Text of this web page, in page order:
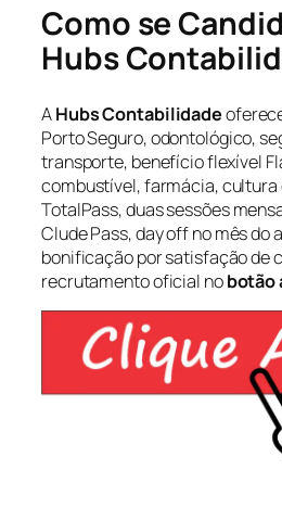
Como se
Hubs
AHubs Contabilidade
Porto Seguro, odontológico,
transporte, benefício flexível
combustível, farmácia, cultura
TotalPass, duas sessões
Clude Pass, day off no mês do
bonificação por satisfação de
recrutamento oficial nobotão